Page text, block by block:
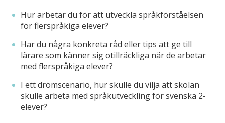
Hur arbetar du för att utveckla språkförståelsen
för flerspråkiga elever?
Har du några konkreta råd eller tips att ge till
lärare som känner sig otillräckliga när de arbetar
med flerspråkiga elever?
I ett drömscenario, hur skulle du vilja att skolan
skulle arbeta med språkutveckling för svenska 2-
elever?